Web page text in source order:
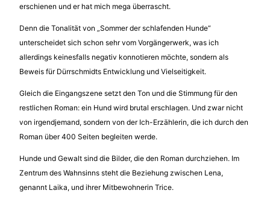
erschienen und er hat mich mega überrascht.
Denn die Tonalität von „Sommer der schlafenden Hunde“
unterscheidet sich schon sehr vom Vorgängerwerk, was ich
allerdings keinesfalls negativ konnotieren möchte, sondern als
Beweis für Dürrschmidts Entwicklung und Vielseitigkeit.
Gleich die Eingangszene setzt den Ton und die Stimmung für den
restlichen Roman: ein Hund wird brutal erschlagen. Und zwar nicht
von irgendjemand, sondern von der Ich-Erzählerin, die ich durch den
Roman über 400 Seiten begleiten werde.
Hunde und Gewalt sind die Bilder, die den Roman durchziehen. Im
Zentrum des Wahnsinns steht die Beziehung zwischen Lena,
genannt Laika, und ihrer Mitbewohnerin Trice.